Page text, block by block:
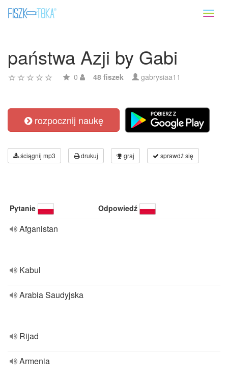
państwa Azji by Gabi
0 48 fiszek gabrysiaa11
rozpocznij naukę
ściągnij mp3 drukuj graj sprawdź się
Pytanie Odpowiedź
Afganistan
Kabul
Arabia Saudyjska
Rijad
Armenia